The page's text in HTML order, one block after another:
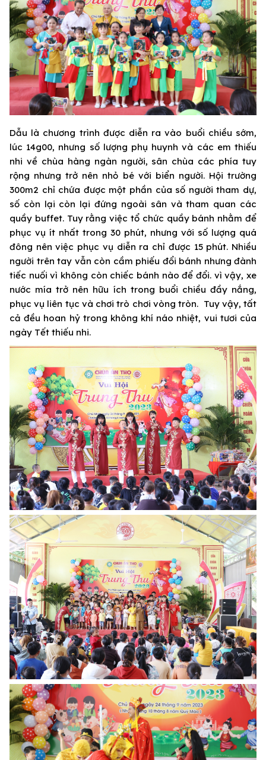
Dẫu là chương trình được diễn ra vào buổi chiều sớm,
lúc 14g00, nhưng số lượng phụ huynh và các em thiếu
nhi về chùa hàng ngàn người, sân chùa các phía tuy
rộng nhưng trở nên nhỏ bé với biển người. Hội trường
300m2 chỉ chứa được một phần của số người tham dự,
số còn lại còn lại đứng ngoài sân và tham quan các
quầy buffet. Tuy rằng việc tổ chức quầy bánh nhằm để
phục vụ ít nhất trong 30 phút, nhưng với số lượng quá
đông nên việc phục vụ diễn ra chỉ được 15 phút. Nhiều
người trên tay vẫn còn cầm phiếu đổi bánh nhưng đành
tiếc nuối vì không còn chiếc bánh nào để đổi. vì vậy, xe
nước mía trở nên hữu ích trong buổi chiều đầy nắng,
phục vụ liên tục và chơi trò chơi vòng tròn. Tuy vậy, tất
cả đều hoan hỷ trong không khí náo nhiệt, vui tươi của
ngày Tết thiếu nhi.